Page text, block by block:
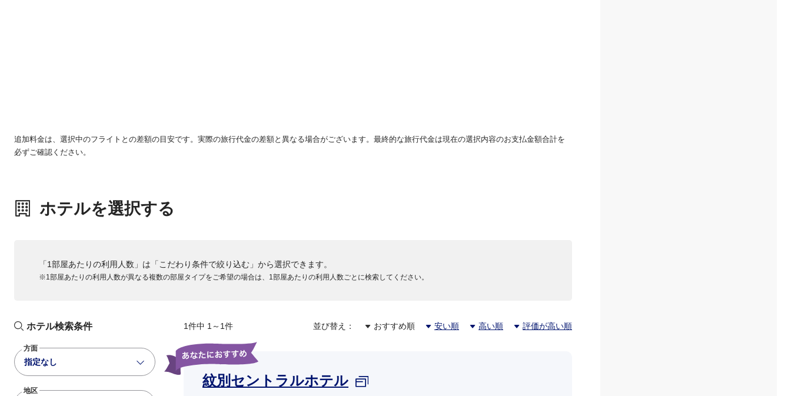
追加料金は、選択中のフライトとの差額の目安です。実際の旅行代金の差額と異なる場合がございます。最終的な旅行代金は現在の選択内容のお支払金額合計を
必ずご確認ください。
ホテルを選択する
「1部屋あたりの利用人数」は「こだわり条件で絞り込む」から選択できます。
※1部屋あたりの利用人数が異なる複数の部屋タイプをご希望の場合は、1部屋あたりの利用人数ごとに検索してください。
ホテル検索条件
方面
指定なし
地区
1件中 1～1件 並び替え： おすすめ順 安い順 高い順 評価が高い順
紋別セントラルホテル